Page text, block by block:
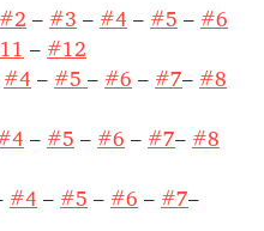
#2 – #3 – #4 – #5 – #6
– #12
#4 – #5 – #6 – #7– #8
– #5 – #6 – #7– #8
#4 – #5 – #6 – #7–